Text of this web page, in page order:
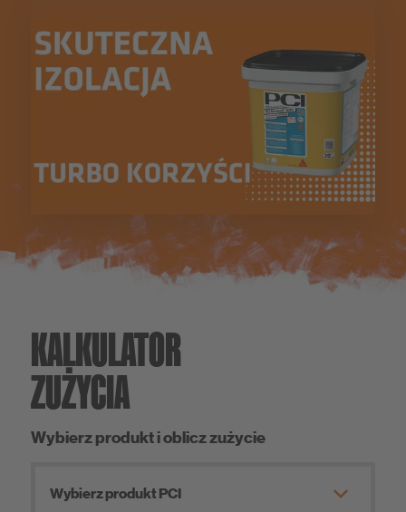
KALKULATOR
ZUŻYCIA
Wybierz produkt i oblicz zużycie
Wybierz produkt PCI